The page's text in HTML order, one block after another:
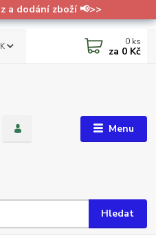
a dodání zboží 📢>>
Menu
Hledat
0 ks
za 0 Kč